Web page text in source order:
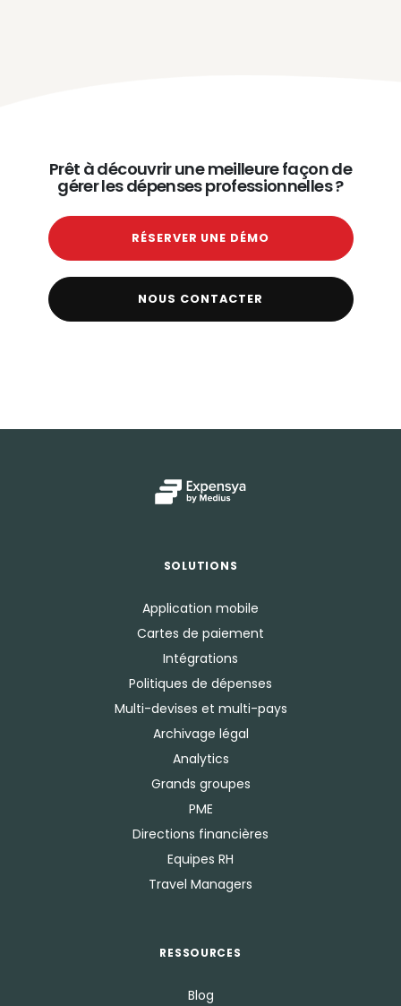
Prêt à découvrir une meilleure façon de
gérer les dépenses professionnelles ?
RÉSERVER UNE DÉMO
NOUS CONTACTER
SOLUTIONS
Application mobile
Cartes de paiement
Intégrations
Politiques de dépenses
Multi-devises et multi-pays
Archivage légal
Analytics
Grands groupes
PME
Directions financières
Equipes RH
Travel Managers
RESSOURCES
Blog